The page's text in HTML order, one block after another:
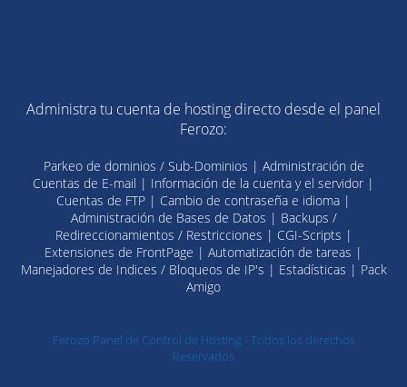
Administra tu cuenta de hosting directo desde el panel
Ferozo:
Parkeo de dominios / Sub-Dominios | Administración de
Cuentas de E-mail | Información de la cuenta y el servidor |
Cuentas de FTP | Cambio de contraseña e idioma |
Administración de Bases de Datos | Backups /
Redireccionamientos / Restricciones | CGI-Scripts |
Extensiones de FrontPage | Automatización de tareas |
Manejadores de Indices / Bloqueos de IP's | Estadísticas | Pack
Amigo
Ferozo Panel de Control de Hosting - Todos los derechos
Reservados